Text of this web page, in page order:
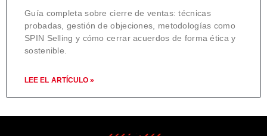
Guía completa sobre cierre de ventas: técnicas
probadas, gestión de objeciones, metodologías como
SPIN Selling y cómo cerrar acuerdos de forma ética y
sostenible.
LEE EL ARTÍCULO »